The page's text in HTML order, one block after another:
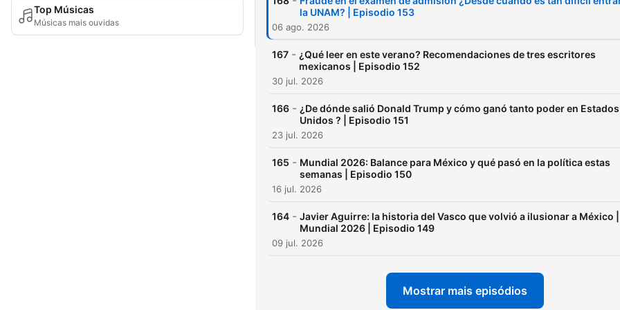
Top Músicas
Músicas mais ouvidas
cada episodio de Política
analistas, especialistas y
la UNAM? | Episodio 153
06 ago. 2026
167 - ¿Qué leer en este verano? Recomendaciones de tres escritores
mexicanos | Episodio 152
30 jul. 2026
166 - ¿De dónde salió Donald Trump y cómo ganó tanto poder en Estados
Unidos ? | Episodio 151
23 jul. 2026
165 - Mundial 2026: Balance para México y qué pasó en la política estas
semanas | Episodio 150
16 jul. 2026
164 - Javier Aguirre: la historia del Vasco que volvió a ilusionar a México |
Mundial 2026 | Episodio 149
09 jul. 2026
Mostrar mais episódios